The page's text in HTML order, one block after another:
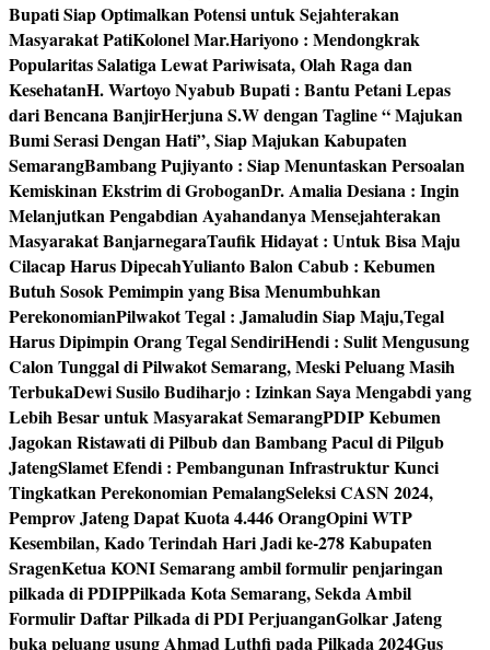
Bupati Siap Optimalkan Potensi untuk Sejahterakan
Masyarakat PatiKolonel Mar.Hariyono : Mendongkrak
Popularitas Salatiga Lewat Pariwisata, Olah Raga dan
KesehatanH. Wartoyo Nyabub Bupati : Bantu Petani Lepas
dari Bencana BanjirHerjuna S.W dengan Tagline “ Majukan
Bumi Serasi Dengan Hati”, Siap Majukan Kabupaten
SemarangBambang Pujiyanto : Siap Menuntaskan Persoalan
Kemiskinan Ekstrim di GroboganDr. Amalia Desiana : Ingin
Melanjutkan Pengabdian Ayahandanya Mensejahterakan
Masyarakat BanjarnegaraTaufik Hidayat : Untuk Bisa Maju
Cilacap Harus DipecahYulianto Balon Cabub : Kebumen
Butuh Sosok Pemimpin yang Bisa Menumbuhkan
PerekonomianPilwakot Tegal : Jamaludin Siap Maju,Tegal
Harus Dipimpin Orang Tegal SendiriHendi : Sulit Mengusung
Calon Tunggal di Pilwakot Semarang, Meski Peluang Masih
TerbukaDewi Susilo Budiharjo : Izinkan Saya Mengabdi yang
Lebih Besar untuk Masyarakat SemarangPDIP Kebumen
Jagokan Ristawati di Pilbub dan Bambang Pacul di Pilgub
JatengSlamet Efendi : Pembangunan Infrastruktur Kunci
Tingkatkan Perekonomian PemalangSeleksi CASN 2024,
Pemprov Jateng Dapat Kuota 4.446 OrangOpini WTP
Kesembilan, Kado Terindah Hari Jadi ke-278 Kabupaten
SragenKetua KONI Semarang ambil formulir penjaringan
pilkada di PDIPPilkada Kota Semarang, Sekda Ambil
Formulir Daftar Pilkada di PDI PerjuanganGolkar Jateng
buka peluang usung Ahmad Luthfi pada Pilkada 2024Gus